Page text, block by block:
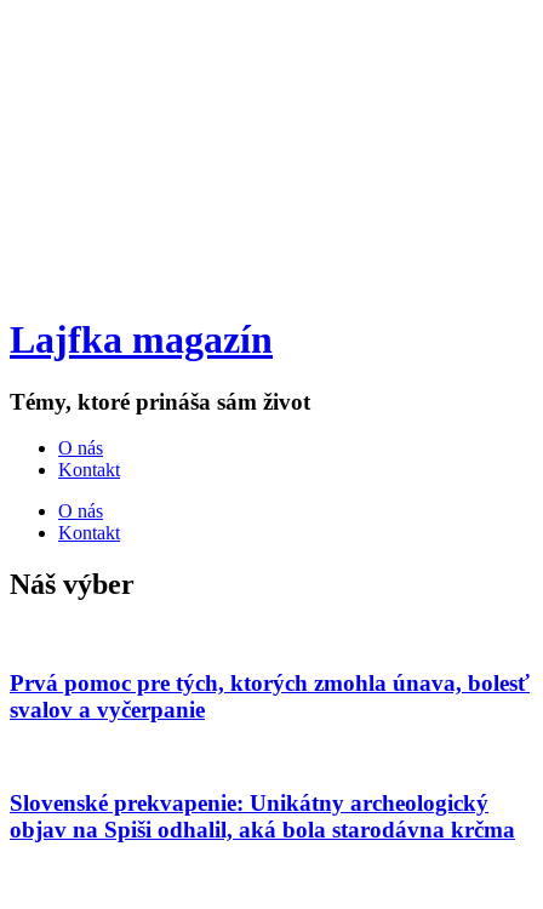
Lajfka magazín
Témy, ktoré prináša sám život
O nás
Kontakt
O nás
Kontakt
Náš výber
Prvá pomoc pre tých, ktorých zmohla únava, bolesť
svalov a vyčerpanie
Slovenské prekvapenie: Unikátny archeologický
objav na Spiši odhalil, aká bola starodávna krčma